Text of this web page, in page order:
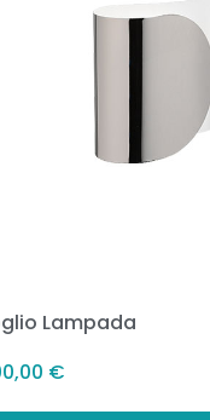
Lampada
€